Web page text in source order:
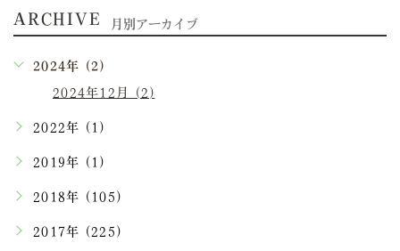
ARCHIVE 月別アーカイブ
2024年 (2)
2024年12月 (2)
2022年 (1)
2019年 (1)
2018年 (105)
2017年 (225)